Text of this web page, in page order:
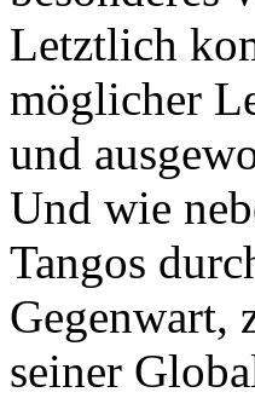
Letztlich
möglicher
und
Und wie
Tangos
Gegenwart,
seiner